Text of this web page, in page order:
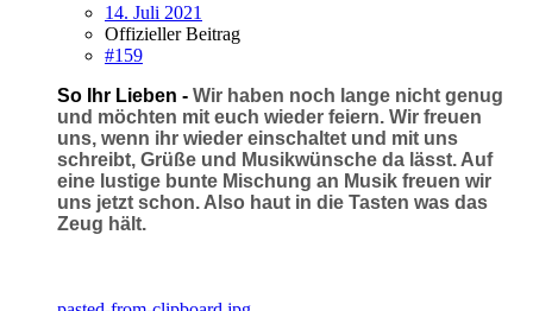
14. Juli 2021
Offizieller Beitrag
#159
So Ihr Lieben - Wir haben noch lange nicht genug
und möchten mit euch wieder feiern. Wir freuen
uns, wenn ihr wieder einschaltet und mit uns
schreibt, Grüße und Musikwünsche da lässt. Auf
eine lustige bunte Mischung an Musik freuen wir
uns jetzt schon. Also haut in die Tasten was das
Zeug hält.